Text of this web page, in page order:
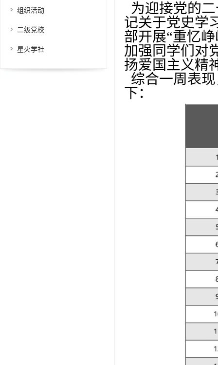
组织活动
二级党校
星火学社
为迎接党的
记关于党史学
部开展“重忆
加强同学们对
扬爱国主义精
综合一周表
下：